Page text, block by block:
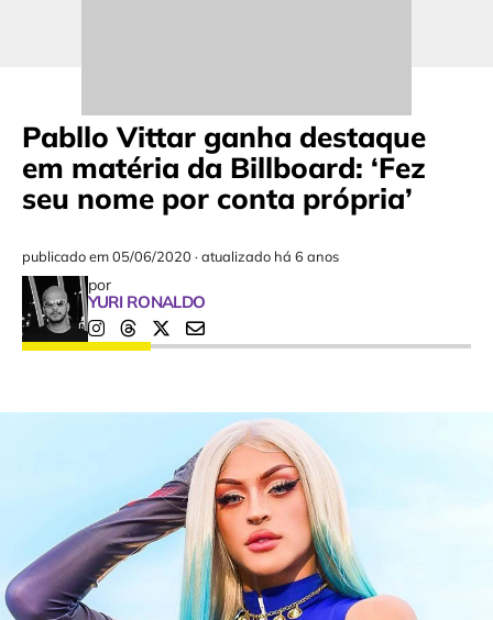
Pabllo Vittar ganha destaque
em matéria da Billboard: ‘Fez
seu nome por conta própria’
publicado em05/06/2020 ·atualizado há 6 anos
por
YURI RONALDO